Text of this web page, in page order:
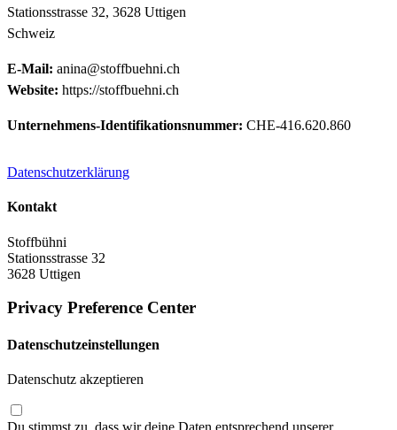
Stationsstrasse 32, 3628 Uttigen
Schweiz
E-Mail: anina@stoffbuehni.ch
Website: https://stoffbuehni.ch
Unternehmens-Identifikationsnummer: CHE-416.620.860
Datenschutzerklärung
Kontakt
Stoffbühni
Stationsstrasse 32
3628 Uttigen
Privacy Preference Center
Datenschutzeinstellungen
Datenschutz akzeptieren
Du stimmst zu, dass wir deine Daten entsprechend unserer